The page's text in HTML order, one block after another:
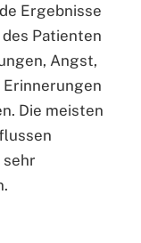
Ergebnisse
Patienten
Angst,
Die meisten
sehr